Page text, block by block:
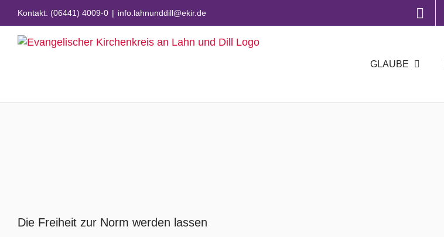
springen
Kontakt: (06441) 4009-0 | info.lahnunddill@ekir.de
GLAUBE
grösseres
Die Freiheit zur Norm werden lassen